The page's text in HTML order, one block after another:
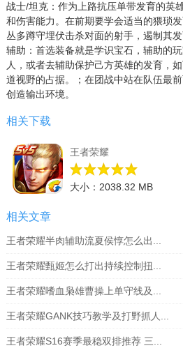
战士/坦克：作为上路抗压单带发育的英
和伤害能力。在前期要学会适当的猥琐
丛多蹲守埋伏击杀对面的射手，遏制其发
辅助：首选装备就是学识宝石，辅助的
人，或者去辅助保护己方英雄的发育，
道视野的占据。；在团战中站在队伍最
创造输出环境。
相关下载
王者荣耀
大小：2038.32 MB
相关文章
王者荣耀半肉辅助流夏侯惇怎么出...
王者荣耀甄姬怎么打出持续控制扭...
王者荣耀嗜血枭雄曹操上单守线及...
王者荣耀GANK技巧教学及打野抓人...
王者荣耀S16赛季最稳双排推荐 三...